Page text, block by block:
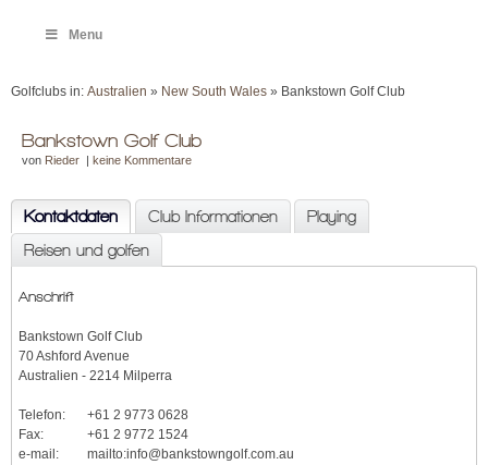
Menu
Golfclubs in: Australien » New South Wales » Bankstown Golf Club
Bankstown Golf Club
von Rieder | keine Kommentare
Kontaktdaten Club Informationen
Playing
Reisen und golfen
Anschrift
Bankstown Golf Club
70 Ashford Avenue
Australien - 2214 Milperra
Telefon:
+61 2 9773 0628
Fax:
+61 2 9772 1524
e-mail:
mailto:info@bankstowngolf.com.au